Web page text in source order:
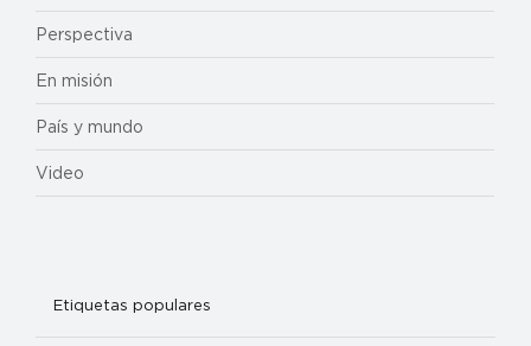
Perspectiva
En misión
País y mundo
Video
Etiquetas populares